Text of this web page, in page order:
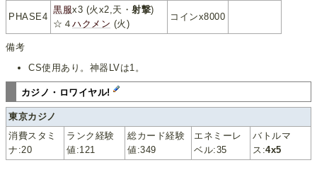
PHASE4
黒服x3 (火x2,天・射撃)
☆４ハクメン (火)
コインx8000
備考
CS使用あり。神器LVは1。
カジノ・ロワイヤル!
東京カジノ
消費スタミ
ナ:20
ランク経験
値:121
総カード経験
値:349
エネミーレ
ベル:35
バトルマ
ス:4x5